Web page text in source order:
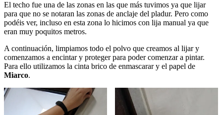
El techo fue una de las zonas en las que más tuvimos ya que lijar
para que no se notaran las zonas de anclaje del pladur. Pero como
podéis ver, incluso en esta zona lo hicimos con lija manual ya que
eran muy poquitos metros.
A continuación, limpiamos todo el polvo que creamos al lijar y
comenzamos a encintar y proteger para poder comenzar a pintar.
Para ello utilizamos la cinta brico de enmascarar y el papel de
Miarco.